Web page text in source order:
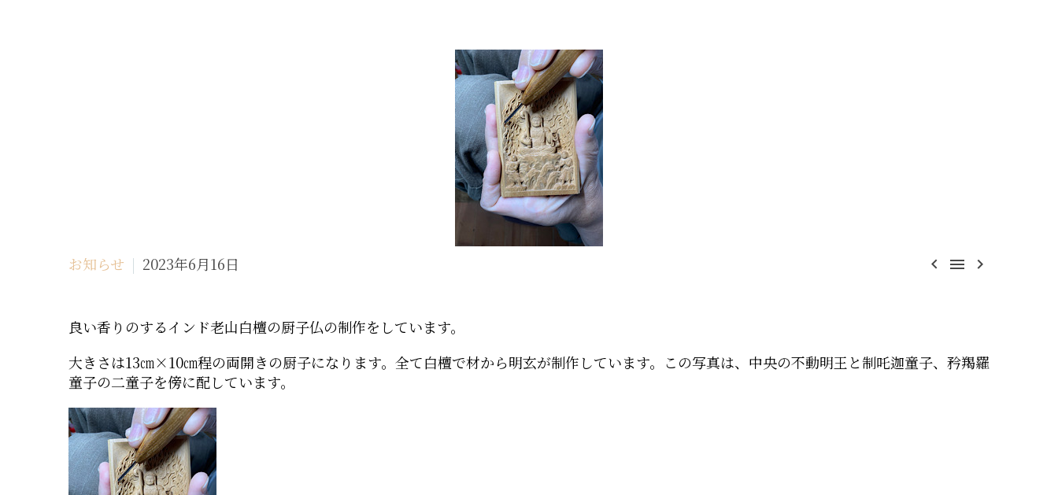
  
お知らせ 2023年6月16日
良い香りのするインド老山白檀の厨子仏の制作をしています。
大きさは13㎝×10㎝程の両開きの厨子になります。全て白檀で材から明玄が制作しています。この写真は、中央の不動明王と制吒迦童子、矜羯羅
童子の二童子を傍に配しています。